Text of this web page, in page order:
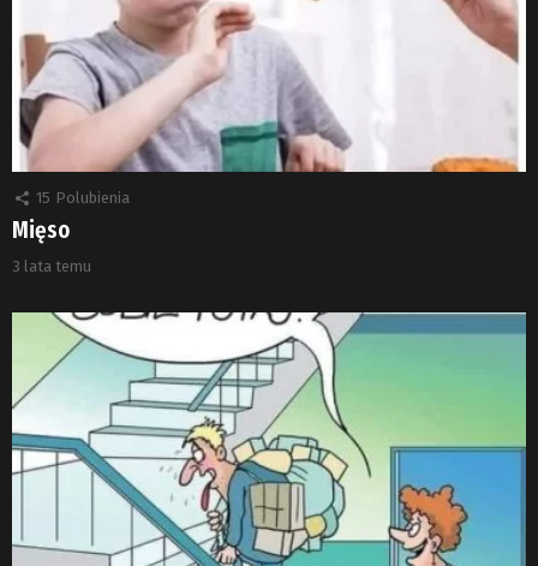
15 Polubienia
Mięso
3 lata temu